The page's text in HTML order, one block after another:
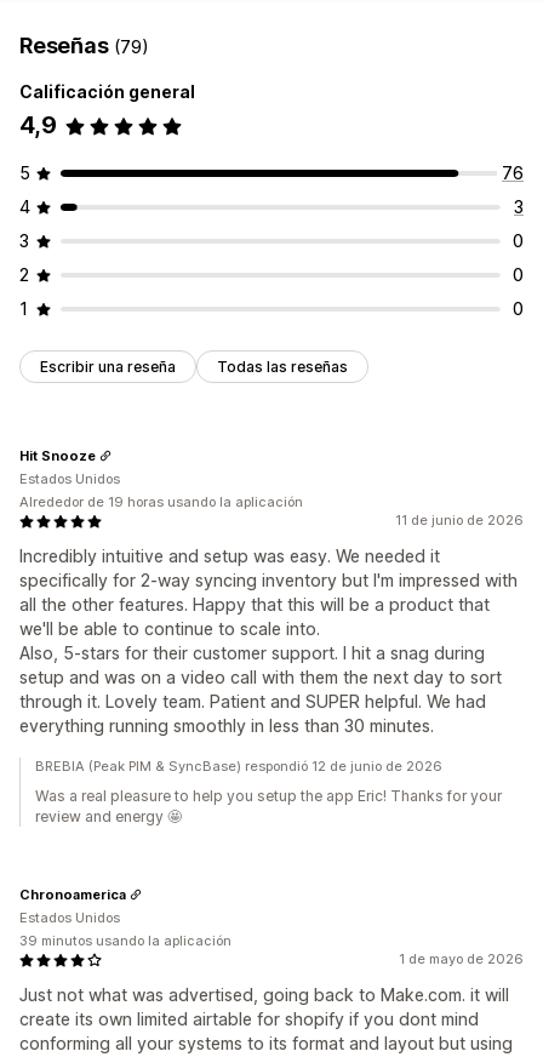
Reseñas (79)
Calificación general
4,9
5
76
4
3
3
0
2
0
1
0
Escribir una reseña Todas las reseñas
11 de junio de 2026
Incredibly intuitive and setup was easy. We needed it
specifically for 2-way syncing inventory but I'm impressed with
all the other features. Happy that this will be a product that
we'll be able to continue to scale into.
Also, 5-stars for their customer support. I hit a snag during
setup and was on a video call with them the next day to sort
through it. Lovely team. Patient and SUPER helpful. We had
everything running smoothly in less than 30 minutes.
Hit Snooze
Estados Unidos
Alrededor de 19 horas usando la aplicación
BREBIA (Peak PIM & SyncBase) respondió 12 de junio de 2026
Was a real pleasure to help you setup the app Eric! Thanks for your
review and energy 🤩
1 de mayo de 2026
Just not what was advertised, going back to Make.com. it will
create its own limited airtable for shopify if you dont mind
conforming all your systems to its format and layout but using
Chronoamerica
Estados Unidos
39 minutos usando la aplicación